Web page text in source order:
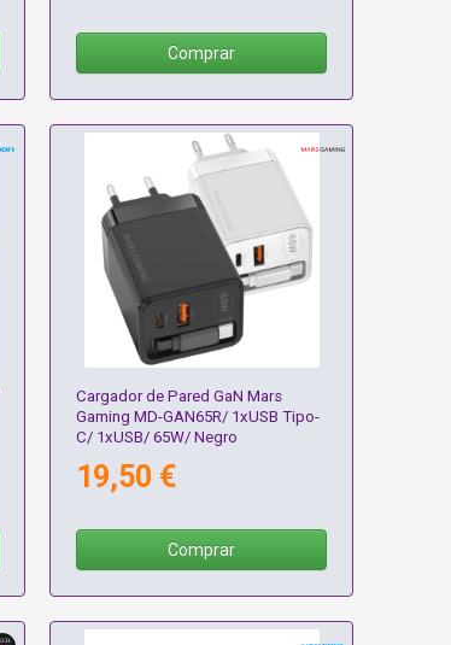
Comprar
Cargador de Pared GaN Mars
Gaming MD-GAN65R/ 1xUSB Tipo-
C/ 1xUSB/ 65W/ Negro
19,50 €
Comprar